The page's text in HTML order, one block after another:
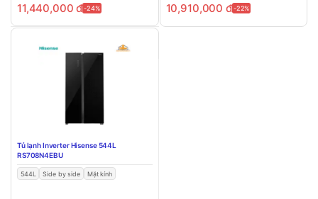
11,440,000đ-24% 10,910,000 đ-22%
Tủ lạnh Inverter Hisense 544L
RS708N4EBU
544L Side by side Mặt kính